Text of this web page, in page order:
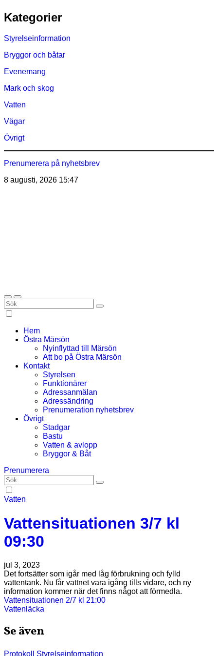
Hoppa
till
Kategorier
Styrelseinformation
Bryggor och båtar
Evenemang
Mark och skog
Vatten
Vägar
Övrigt
Prenumerera på nyhetsbrev
8 augusti, 2026 15:47
Hem
Östra Märsön
Nyinflyttad till Märsön
Att bo på Östra Märsön
Kontakt
Styrelsen
Funktionärer
Adressanmälan
Adressändring
Prenumeration nyhetsbrev
Övrigt
Stadgar
Bastu
Vatten & avlopp
Bryggor & Båt
Prenumerera
Vatten
Vattensituationen 3/7 kl
09:30
jul 3, 2023
Det fortsätter som igår med låg förbrukning och fylld
vattentank. Nu får vattnet vara igång tills vidare, och ny
information kommer när det finns något att förmedla.
Inläggsnavigering
Vattensituationen 2/7 kl 21:00
Vattenläcka
Se även
Protokoll Styrelseinformation